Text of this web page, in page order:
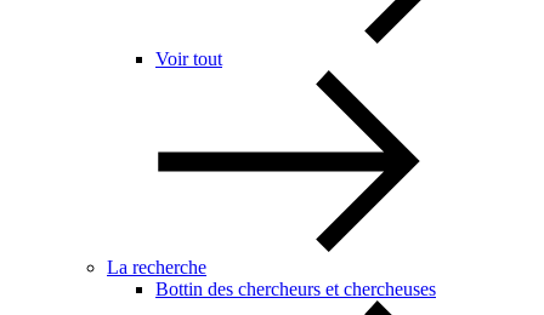
Voir tout
La recherche
Bottin des chercheurs et chercheuses